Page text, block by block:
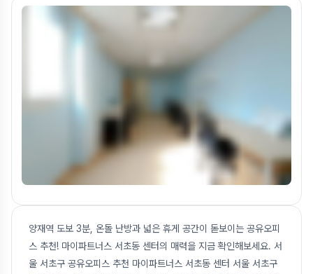
양재역 도보 3분, 온돌 난방과 넓은 휴게 공간이 돋보이는 공유오피
스 추천! 마이파트너스 서초동 센터의 매력을 지금 확인해보세요. 서
울 서초구 공유오피스 추천 마이파트너스 서초동 센터 서울 서초구